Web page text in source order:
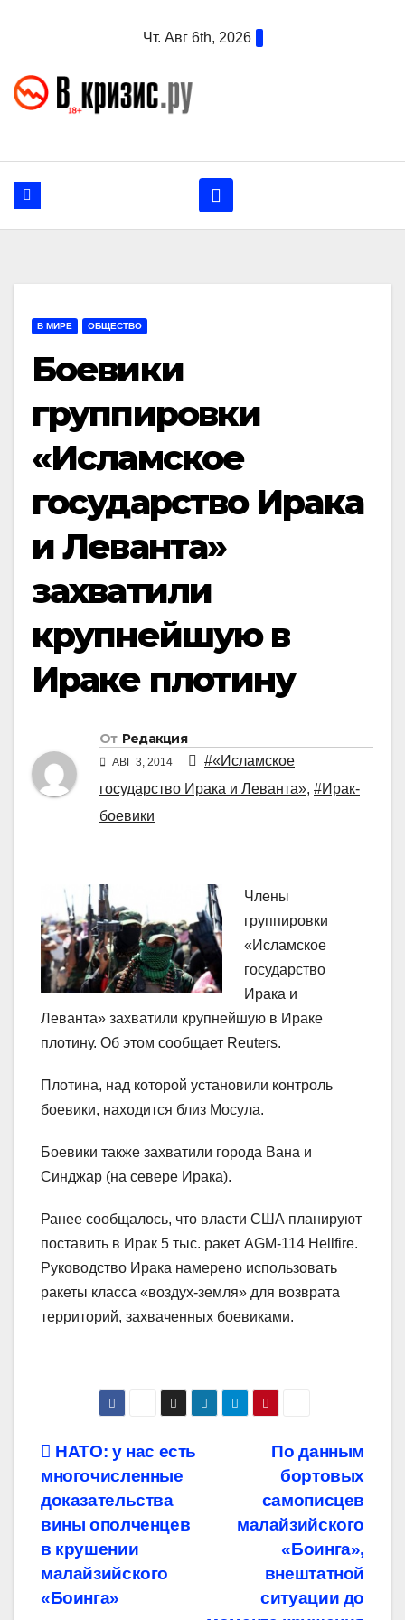
Чт. Авг 6th, 2026
В МИРЕ ОБЩЕСТВО
Боевики
группировки
«Исламское
государство Ирака
и Леванта»
захватили
крупнейшую в
Ираке плотину
От Редакция
АВГ 3, 2014
#«Исламское
государство Ирака и Леванта», #Ирак-
боевики
Члены
группировки
«Исламское
государство
Ирака и
Леванта» захватили крупнейшую в Ираке
плотину. Об этом сообщает Reuters.
Плотина, над которой установили контроль
боевики, находится близ Мосула.
Боевики также захватили города Вана и
Синджар (на севере Ирака).
Ранее сообщалось, что власти США планируют
поставить в Ирак 5 тыс. ракет AGM-114 Hellfire.
Руководство Ирака намерено использовать
ракеты класса «воздух-земля» для возврата
территорий, захваченных боевиками.
Навигация
по
записям
По данным
бортовых
самописцев
малайзийского
«Боинга»,
внештатной
ситуации до
НАТО: у нас есть
многочисленные
доказательства
вины ополченцев
в крушении
малайзийского
«Боинга»